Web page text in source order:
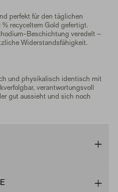
perfekt für den täglichen
% recyceltem Gold gefertigt.
Beschichtung veredelt –
Widerstandsfähigkeit.
und physikalisch identisch mit
verantwortungsvoll
gut aussieht und sich noch